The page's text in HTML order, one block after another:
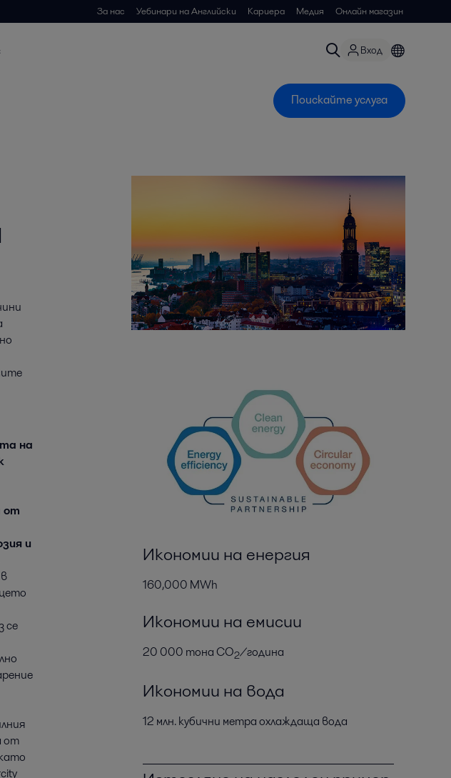
За нас Уебинари на Английски Кариера Медия Онлайн магазин
Вход
Поискайте услуга
на
от
и
се
от
Икономии на енергия
160,000 MWh
Икономии на емисии
20 000 тона CO2/година
Икономии на вода
12 млн. кубични метра охлаждаща вода